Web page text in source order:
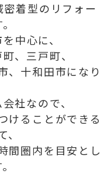
着型のリフォー
中心に、
、三戸町、
、十和田市になり
社なので、
けることができる
間圏内を目安とし